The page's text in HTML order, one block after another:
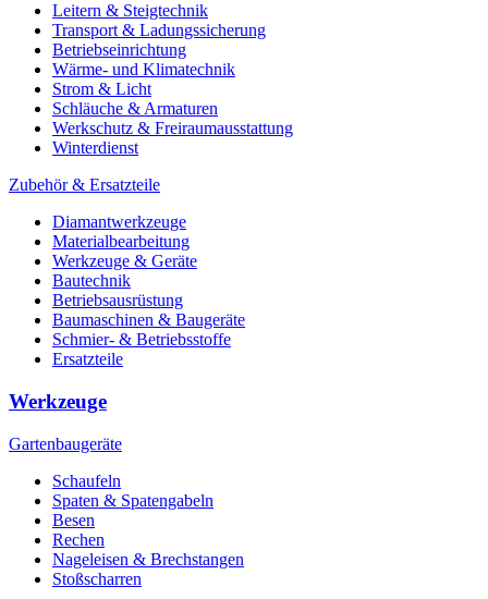
Leitern & Steigtechnik
Transport & Ladungssicherung
Betriebseinrichtung
Wärme- und Klimatechnik
Strom & Licht
Schläuche & Armaturen
Werkschutz & Freiraumausstattung
Winterdienst
Zubehör & Ersatzteile
Diamantwerkzeuge
Materialbearbeitung
Werkzeuge & Geräte
Bautechnik
Betriebsausrüstung
Baumaschinen & Baugeräte
Schmier- & Betriebsstoffe
Ersatzteile
Werkzeuge
Gartenbaugeräte
Schaufeln
Spaten & Spatengabeln
Besen
Rechen
Nageleisen & Brechstangen
Stoßscharren